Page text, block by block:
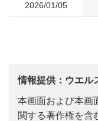
2026/01/05
情報提供：ウエル
本画面および本画
関する著作権を含